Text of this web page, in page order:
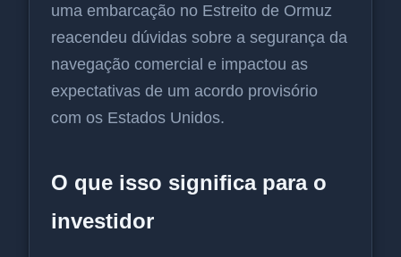
uma embarcação no Estreito de Ormuz
reacendeu dúvidas sobre a segurança da
navegação comercial e impactou as
expectativas de um acordo provisório
com os Estados Unidos.
O que isso significa para o
investidor